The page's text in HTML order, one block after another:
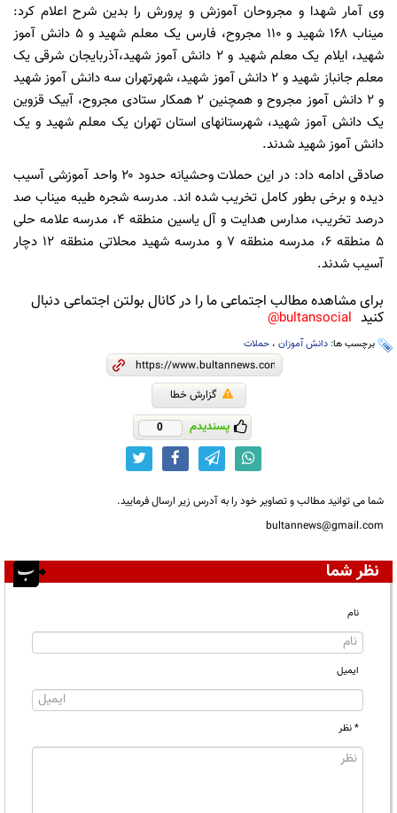
وی آمار شهدا و مجروحان آموزش و پرورش را بدین شرح اعلام کرد:
میناب ۱۶۸ شهید و ۱۱۰ مجروح، فارس یک معلم شهید و ۵ دانش آموز
شهید، ایلام یک معلم شهید و ۲ دانش آموز شهید،آذربایجان شرقی یک
معلم جانباز شهید و ۲ دانش آموز شهید، شهرتهران سه دانش آموز شهید
و ۲ دانش آموز مجروح و همچنین ۲ همکار ستادی مجروح، آبیک قزوین
یک دانش آموز شهید، شهرستانهای استان تهران یک معلم شهید و یک
دانش آموز شهید شدند.
صادقی ادامه داد: در این حملات وحشیانه حدود ۲۰ واحد آموزشی آسیب
دیده و برخی بطور کامل تخریب شده اند. مدرسه شجره طیبه میناب صد
درصد تخریب، مدارس هدایت و آل یاسین منطقه ۴، مدرسه علامه حلی
۵ منطقه ۶، مدرسه منطقه ۷ و مدرسه شهید محلاتی منطقه ۱۲ دچار
آسیب شدند.
برای مشاهده مطالب اجتماعی ما را در کانال بولتن اجتماعی دنبال
کنید bultansocial@
برچسب ها: دانش آموزان ، حملات
گزارش خطا
پسندیدم 0
شما می توانید مطالب و تصاویر خود را به آدرس زیر ارسال فرمایید.
bultannews@gmail.com
نظر شما
نام
ایمیل
* نظر